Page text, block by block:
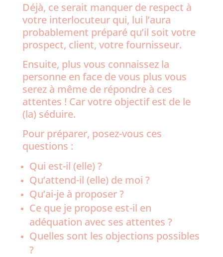
Déjà, ce serait manquer de respect à
votre interlocuteur qui, lui l’aura
probablement préparé qu’il soit votre
prospect, client, votre fournisseur.
Ensuite, plus vous connaissez la
personne en face de vous plus vous
serez à même de répondre à ces
attentes ! Car votre objectif est de le
(la) séduire.
Pour préparer, posez-vous ces
questions :
Qui est-il (elle) ?
Qu’attend-il (elle) de moi ?
Qu’ai-je à proposer ?
Ce que je propose est-il en
adéquation avec ses attentes ?
Quelles sont les objections possibles
?